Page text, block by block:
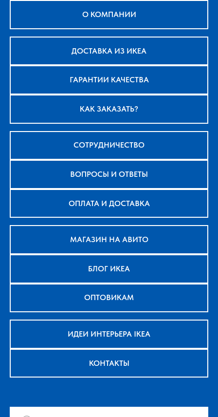
О КОМПАНИИ
ДОСТАВКА ИЗ ИКЕА
ГАРАНТИИ КАЧЕСТВА
КАК ЗАКАЗАТЬ?
СОТРУДНИЧЕСТВО
ВОПРОСЫ И ОТВЕТЫ
ОПЛАТА И ДОСТАВКА
МАГАЗИН НА АВИТО
БЛОГ ИКЕА
ОПТОВИКАМ
ИДЕИ ИНТЕРЬЕРА IKEA
КОНТАКТЫ